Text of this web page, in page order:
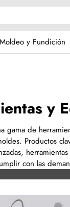
Moldeo y Fundición
y
gama de
Productos
con las